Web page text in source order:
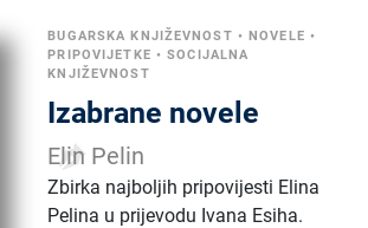
BUGARSKA KNJIŽEVNOST •NOVELE •
PRIPOVIJETKE •SOCIJALNA
KNJIŽEVNOST
Izabrane novele
Elin Pelin
Zbirka najboljih pripovijesti Elina
Pelina u prijevodu Ivana Esiha.